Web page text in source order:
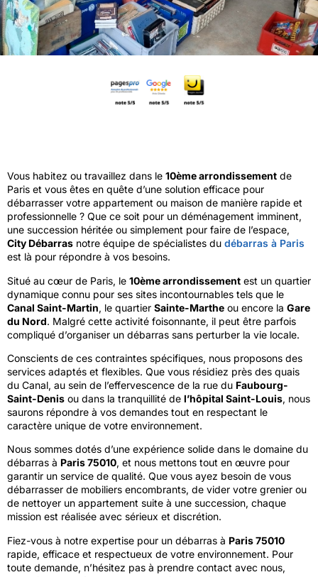
Vous habitez ou travaillez dans le 10ème arrondissement de
Paris et vous êtes en quête d’une solution efficace pour
débarrasser votre appartement ou maison de manière rapide et
professionnelle ? Que ce soit pour un déménagement imminent,
une succession héritée ou simplement pour faire de l’espace,
City Débarras notre équipe de spécialistes du débarras à Paris
est là pour répondre à vos besoins.
Situé au cœur de Paris, le 10ème arrondissement est un quartier
dynamique connu pour ses sites incontournables tels que le
Canal Saint-Martin, le quartier Sainte-Marthe ou encore la Gare
du Nord. Malgré cette activité foisonnante, il peut être parfois
compliqué d’organiser un débarras sans perturber la vie locale.
Conscients de ces contraintes spécifiques, nous proposons des
services adaptés et flexibles. Que vous résidiez près des quais
du Canal, au sein de l’effervescence de la rue du Faubourg-
Saint-Denis ou dans la tranquillité de l’hôpital Saint-Louis, nous
saurons répondre à vos demandes tout en respectant le
caractère unique de votre environnement.
Nous sommes dotés d’une expérience solide dans le domaine du
débarras à Paris 75010, et nous mettons tout en œuvre pour
garantir un service de qualité. Que vous ayez besoin de vous
débarrasser de mobiliers encombrants, de vider votre grenier ou
de nettoyer un appartement suite à une succession, chaque
mission est réalisée avec sérieux et discrétion.
Fiez-vous à notre expertise pour un débarras à Paris 75010
rapide, efficace et respectueux de votre environnement. Pour
toute demande, n’hésitez pas à prendre contact avec nous,